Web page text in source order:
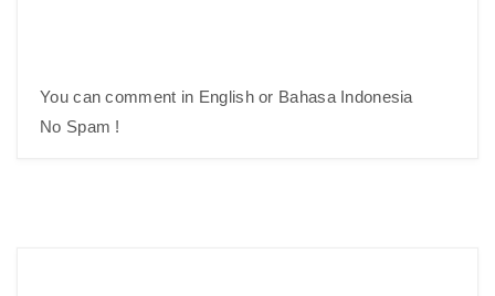
You can comment in English or Bahasa Indonesia
No Spam !